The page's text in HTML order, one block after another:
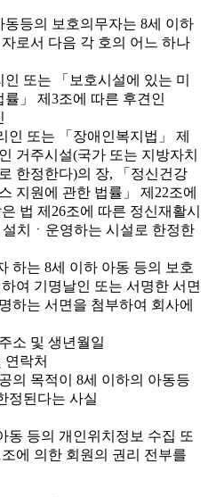
등의 보호의무자는 8세 이하
로서 다음 각 호의 어느 하나
또는 「보호시설에 있는 미
」 제3조에 따른 후견인
인 또는 「장애인복지법」 제
거주시설(국가 또는 지방자치
한정한다)의 장, 「정신건강
지원에 관한 법률」 제22조에
법 제26조에 따른 정신재활시
치ㆍ운영하는 시설로 한정한
하는 8세 이하 아동 등의 보호
여 기명날인 또는 서명한 서면
하는 서면을 첨부하여 회사에
소 및 생년월일
연락처
의 목적이 8세 이하의 아동등
정된다는 사실
등의 개인위치정보 수집 또
에 의한 회원의 권리 전부를